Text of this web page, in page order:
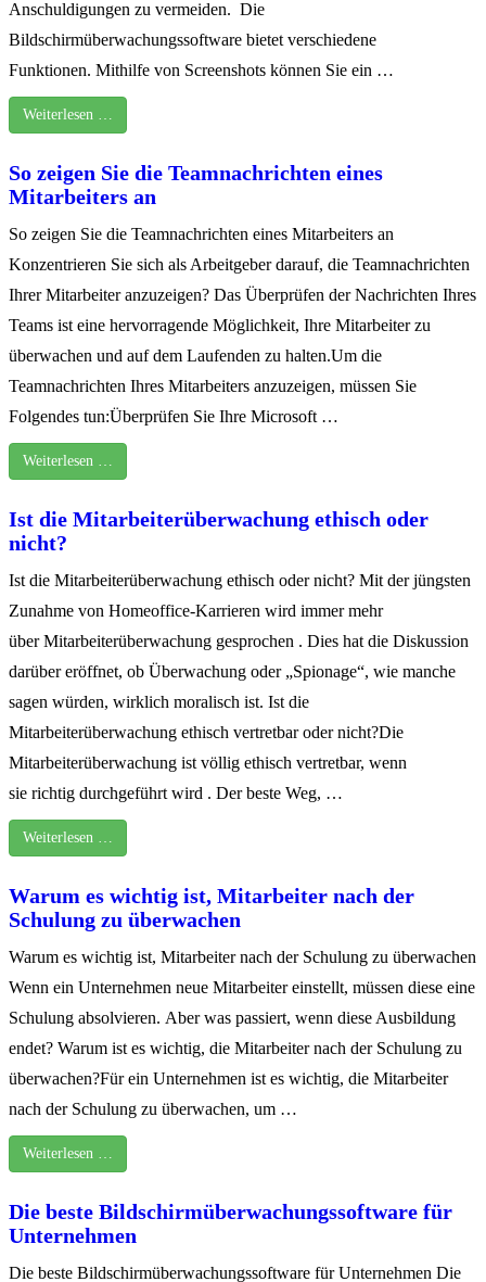
Anschuldigungen zu vermeiden. Die
Bildschirmüberwachungssoftware bietet verschiedene
Funktionen. Mithilfe von Screenshots können Sie ein …
Weiterlesen …
So zeigen Sie die Teamnachrichten eines
Mitarbeiters an
So zeigen Sie die Teamnachrichten eines Mitarbeiters an
Konzentrieren Sie sich als Arbeitgeber darauf, die Teamnachrichten
Ihrer Mitarbeiter anzuzeigen? Das Überprüfen der Nachrichten Ihres
Teams ist eine hervorragende Möglichkeit, Ihre Mitarbeiter zu
überwachen und auf dem Laufenden zu halten.Um die
Teamnachrichten Ihres Mitarbeiters anzuzeigen, müssen Sie
Folgendes tun:Überprüfen Sie Ihre Microsoft …
Weiterlesen …
Ist die Mitarbeiterüberwachung ethisch oder
nicht?
Ist die Mitarbeiterüberwachung ethisch oder nicht? Mit der jüngsten
Zunahme von Homeoffice-Karrieren wird immer mehr
über Mitarbeiterüberwachung gesprochen . Dies hat die Diskussion
darüber eröffnet, ob Überwachung oder „Spionage“, wie manche
sagen würden, wirklich moralisch ist. Ist die
Mitarbeiterüberwachung ethisch vertretbar oder nicht?Die
Mitarbeiterüberwachung ist völlig ethisch vertretbar, wenn
sie richtig durchgeführt wird . Der beste Weg, …
Weiterlesen …
Warum es wichtig ist, Mitarbeiter nach der
Schulung zu überwachen
Warum es wichtig ist, Mitarbeiter nach der Schulung zu überwachen
Wenn ein Unternehmen neue Mitarbeiter einstellt, müssen diese eine
Schulung absolvieren. Aber was passiert, wenn diese Ausbildung
endet? Warum ist es wichtig, die Mitarbeiter nach der Schulung zu
überwachen?Für ein Unternehmen ist es wichtig, die Mitarbeiter
nach der Schulung zu überwachen, um …
Weiterlesen …
Die beste Bildschirmüberwachungssoftware für
Unternehmen
Die beste Bildschirmüberwachungssoftware für Unternehmen Die